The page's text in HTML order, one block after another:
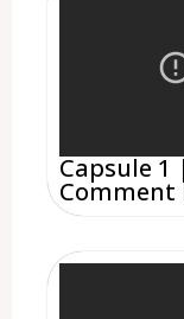
Capsule
Comment